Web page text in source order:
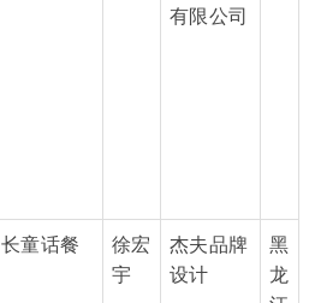
有限公司
童话餐
徐宏
宇
杰夫品牌
设计
黑
龙